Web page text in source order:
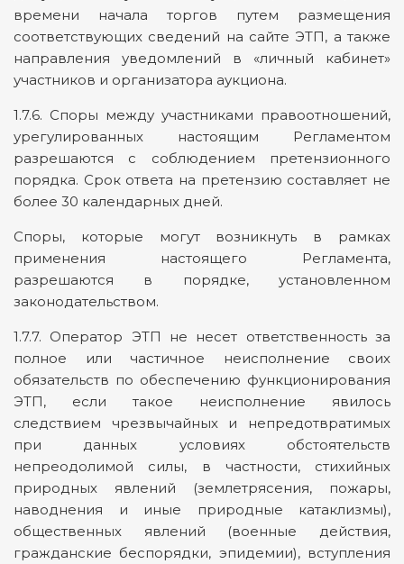
времени начала торгов путем размещения
соответствующих сведений на сайте ЭТП, а также
направления уведомлений в «личный кабинет»
участников и организатора аукциона.
1.7.6. Споры между участниками правоотношений,
урегулированных настоящим Регламентом
разрешаются с соблюдением претензионного
порядка. Срок ответа на претензию составляет не
более 30 календарных дней.
Споры, которые могут возникнуть в рамках
применения настоящего Регламента,
разрешаются в порядке, установленном
законодательством.
1.7.7. Оператор ЭТП не несет ответственность за
полное или частичное неисполнение своих
обязательств по обеспечению функционирования
ЭТП, если такое неисполнение явилось
следствием чрезвычайных и непредотвратимых
при данных условиях обстоятельств
непреодолимой силы, в частности, стихийных
природных явлений (землетрясения, пожары,
наводнения и иные природные катаклизмы),
общественных явлений (военные действия,
гражданские беспорядки, эпидемии), вступления